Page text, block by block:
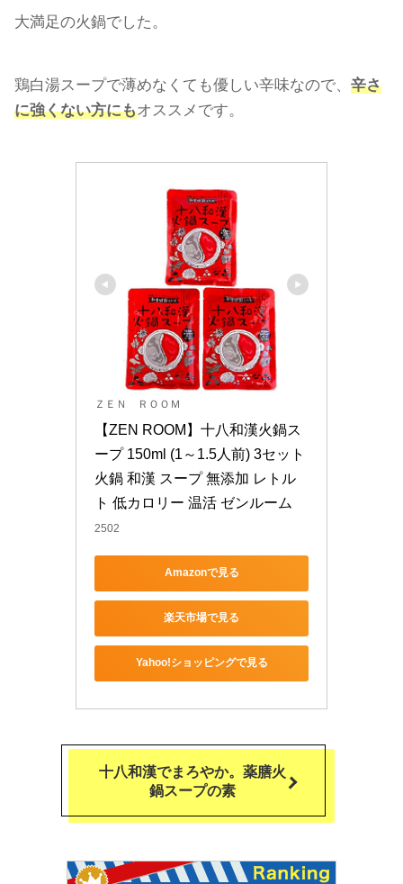
大満足の火鍋でした。
鶏白湯スープで薄めなくても優しい辛味なので、 辛さ
に強くない方にもオススメです。
ＺＥＮ ＲＯＯＭ
【ZEN ROOM】十八和漢火鍋ス
ープ 150ml (1～1.5人前) 3セット
火鍋 和漢 スープ 無添加 レトル
ト 低カロリー 温活 ゼンルーム
2502
Amazonで見る
楽天市場で見る
Yahoo!ショッピングで見る
十八和漢でまろやか。薬膳火
鍋スープの素